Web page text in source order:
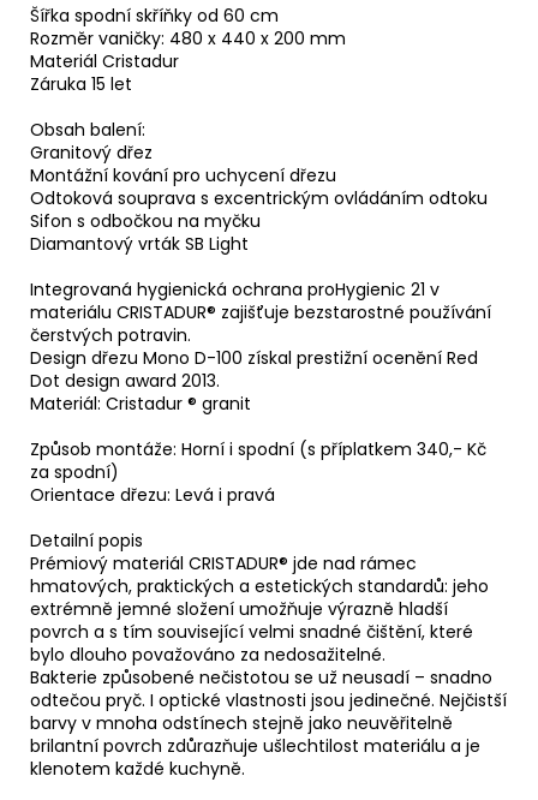
Šířka spodní skříňky od 60 cm
Rozměr vaničky: 480 x 440 x 200 mm
Materiál Cristadur
Záruka 15 let
Obsah balení:
Granitový dřez
Montážní kování pro uchycení dřezu
Odtoková souprava s excentrickým ovládáním odtoku
Sifon s odbočkou na myčku
Diamantový vrták SB Light
Integrovaná hygienická ochrana proHygienic 21 v
materiálu CRISTADUR® zajišťuje bezstarostné používání
čerstvých potravin.
Design dřezu Mono D-100 získal prestižní ocenění Red
Dot design award 2013.
Materiál: Cristadur ® granit
Způsob montáže: Horní i spodní (s příplatkem 340,- Kč
za spodní)
Orientace dřezu: Levá i pravá
Detailní popis
Prémiový materiál CRISTADUR® jde nad rámec
hmatových, praktických a estetických standardů: jeho
extrémně jemné složení umožňuje výrazně hladší
povrch a s tím související velmi snadné čištění, které
bylo dlouho považováno za nedosažitelné.
Bakterie způsobené nečistotou se už neusadí – snadno
odtečou pryč. I optické vlastnosti jsou jedinečné. Nejčistší
barvy v mnoha odstínech stejně jako neuvěřitelně
brilantní povrch zdůrazňuje ušlechtilost materiálu a je
klenotem každé kuchyně.